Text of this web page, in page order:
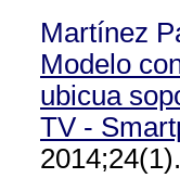
Martínez
Modelo
ubicua
TV -
2014;24(1).